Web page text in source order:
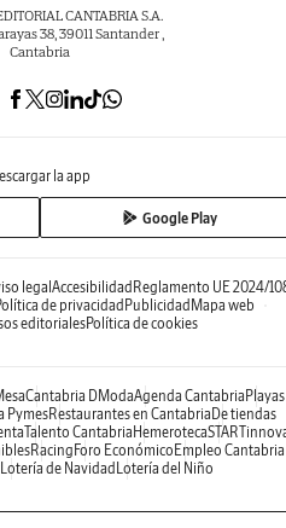
CANTABRIA S.A.
38, 39011 Santander ,
Cantabria
la app
Google Play
legal Accesibilidad Reglamento UE 2024/
de privacidad Publicidad Mapa web
editorialesPolítica de cookies
Cantabria DModaAgenda Cantabria Playas
PymesRestaurantes en Cantabria De tiendas
Talento Cantabria Hemeroteca
Racing Foro Económico Empleo Cantabria
Lotería de Navidad Lotería del Niño